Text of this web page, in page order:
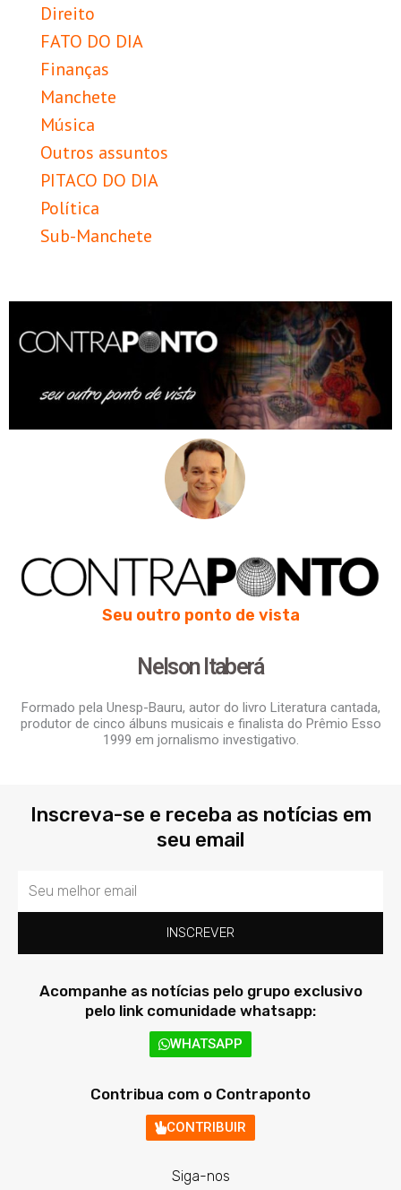
Direito
FATO DO DIA
Finanças
Manchete
Música
Outros assuntos
PITACO DO DIA
Política
Sub-Manchete
Seu outro ponto de vista
Nelson Itaberá
Formado pela Unesp-Bauru, autor do livro Literatura cantada,
produtor de cinco álbuns musicais e finalista do Prêmio Esso
1999 em jornalismo investigativo.
Inscreva-se e receba as notícias em
seu email
Email
INSCREVER
Acompanhe as notícias pelo grupo exclusivo
pelo link comunidade whatsapp:
WHATSAPP
Contribua com o Contraponto
CONTRIBUIR
Siga-nos